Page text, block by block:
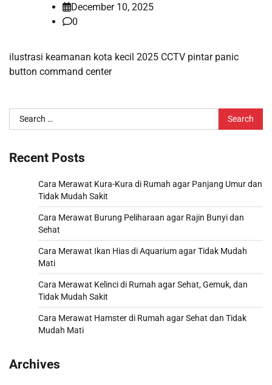
December 10, 2025
0
ilustrasi keamanan kota kecil 2025 CCTV pintar panic
button command center
Search
for:
Recent Posts
Cara Merawat Kura-Kura di Rumah agar Panjang Umur dan
Tidak Mudah Sakit
Cara Merawat Burung Peliharaan agar Rajin Bunyi dan
Sehat
Cara Merawat Ikan Hias di Aquarium agar Tidak Mudah
Mati
Cara Merawat Kelinci di Rumah agar Sehat, Gemuk, dan
Tidak Mudah Sakit
Cara Merawat Hamster di Rumah agar Sehat dan Tidak
Mudah Mati
Archives